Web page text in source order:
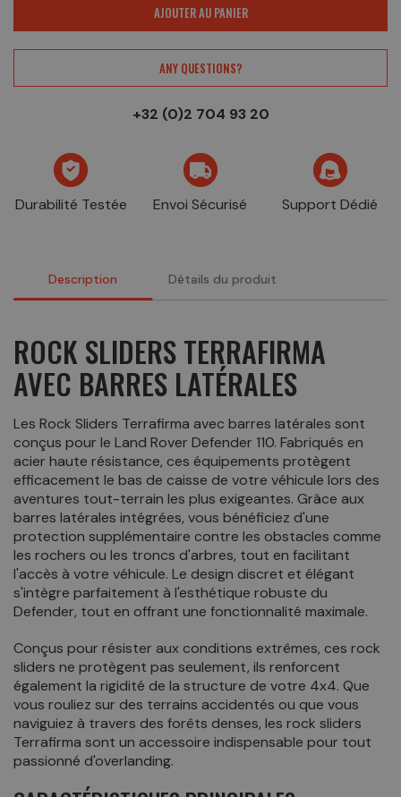
AJOUTER AU PANIER
ANY QUESTIONS?
+32 (0)2 704 93 20
Durabilité Testée Envoi Sécurisé Support Dédié
Description Détails du produit
ROCK SLIDERS TERRAFIRMA
AVEC BARRES LATÉRALES
Les Rock Sliders Terrafirma avec barres latérales sont
conçus pour le Land Rover Defender 110. Fabriqués en
acier haute résistance, ces équipements protègent
efficacement le bas de caisse de votre véhicule lors des
aventures tout-terrain les plus exigeantes. Grâce aux
barres latérales intégrées, vous bénéficiez d'une
protection supplémentaire contre les obstacles comme
les rochers ou les troncs d'arbres, tout en facilitant
l'accès à votre véhicule. Le design discret et élégant
s'intègre parfaitement à l'esthétique robuste du
Defender, tout en offrant une fonctionnalité maximale.
Conçus pour résister aux conditions extrêmes, ces rock
sliders ne protègent pas seulement, ils renforcent
également la rigidité de la structure de votre 4x4. Que
vous rouliez sur des terrains accidentés ou que vous
naviguiez à travers des forêts denses, les rock sliders
Terrafirma sont un accessoire indispensable pour tout
passionné d'overlanding.